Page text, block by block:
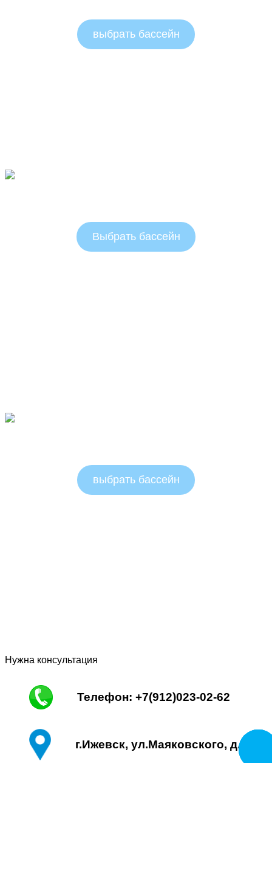
выбрать бассейн
Выбрать бассейн
выбрать бассейн
Нужна консультация
Телефон: +7(912)023-02-62
г.Ижевск, ул.Маяковского, д. 13